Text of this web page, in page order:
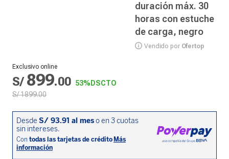
duración máx. 30
horas con estuche
de carga, negro
Vendido por Ofertop
Exclusivo online
S/ 899.00 53% DSCTO
S/1899.00